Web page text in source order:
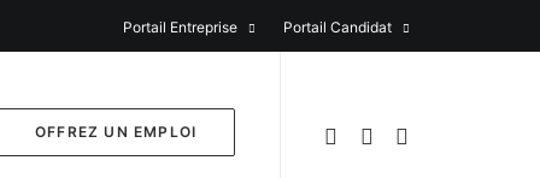
Portail Entreprise Portail Candidat
OFFREZ UN EMPLOI